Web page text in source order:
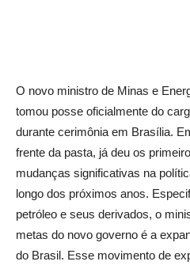
O novo ministro de Minas e
tomou posse oficialmente do
durante cerimônia em Brasília.
frente da pasta, já deu os
mudanças significativas na
longo dos próximos anos.
petróleo e seus derivados, o
metas do novo governo é a
do Brasil. Esse movimento de